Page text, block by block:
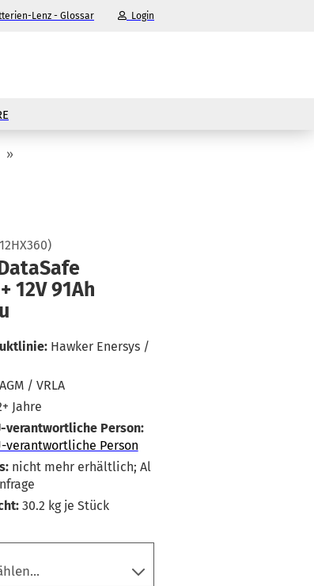
Lenz - Glossar Login
»
)
12V 91Ah
Hawker Enersys /
AGM / VRLA
Jahre
verantwortliche Person:
verantwortliche Person
nicht mehr erhältlich; Al
30.2 kg je Stück